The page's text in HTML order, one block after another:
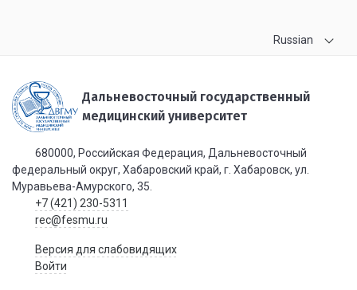
Russian
Дальневосточный государственный
медицинский университет
680000, Российская Федерация, Дальневосточный
федеральный округ, Хабаровский край, г. Хабаровск, ул.
Муравьева-Амурского, 35.
+7 (421) 230-5311
rec@fesmu.ru
Версия для слабовидящих
Войти